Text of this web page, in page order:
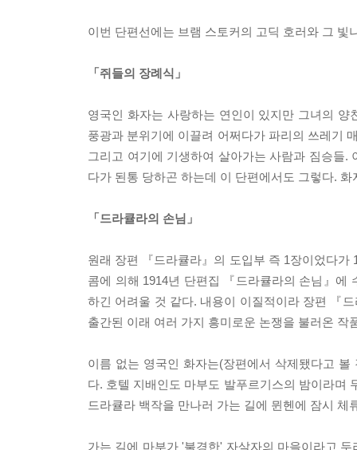
이번 단편선에는 브램 스토커의 고딕 호러와 그 빛
「쥐들의 장례식」
영국인 화자는 사랑하는 연인이 있지만 그녀의
풍광과 분위기에 이끌려 어쩌다가 파리의 쓰레기
그리고 여기에 기생하여 살아가는 사람과 짐승들
다가 된통 당하곤 하는데 이 단편에서도 그렇다.
「드라큘라의 손님」
원래 장편 『드라큘라』의 도입부 즉 1장이었다
콤에 의해 1914년 단편집 『드라큘라의 손님』에
하긴 어려울 것 같다. 내용이 이질적이라 장편 『
출간된 이래 여러 가지 흥미로운 논쟁을 불러온 작
이름 없는 영국인 화자는(장편에서 삭제됐다고
다. 호텔 지배인도 마부도 발푸르기스의 밤이라며
드라큘라 백작을 만나러 가는 길에 뮌헨에 잠시 체
가는 길에 마부가 '불경한' 자살자의 마을이라고